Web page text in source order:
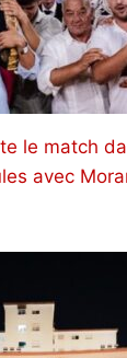
le match
avec